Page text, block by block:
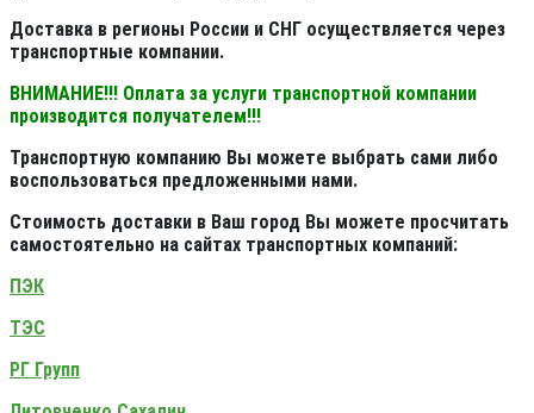
Доставка в регионы России и СНГ осуществляется через
транспортные компании.
ВНИМАНИЕ!!! Оплата за услуги транспортной компании
производится получателем!!!
Транспортную компанию Вы можете выбрать сами либо
воспользоваться предложенными нами.
Стоимость доставки в Ваш город Вы можете просчитать
самостоятельно на сайтах транспортных компаний:
ПЭК
ТЭС
РГ Групп